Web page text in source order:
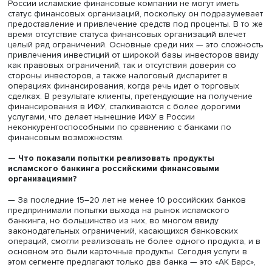
При этом целый ряд банковских операций в
исламских банках происходит без значимых различий:
открытие и ведение счетов (не предполагающих
процентов), расчетные операции, валютообменные
банковские ячейки, агентские услуги.
— Что сегодня мешает финансовым организациям
работать по канонам исламского банкинга на
рынке?
— Нынешняя традиционная финансовая система
финансовых сделок. Поэтому концепцию исламских
финансов, основанную на разделении прибыли и
торговых сделках с реальными активами, довольно
реализовать в полной мере. Так, действующие сегодня
России исламские финансовые компании не могут
статус финансовых организаций, поскольку он
предоставление и привлечение средств под проценты.
время отсутствие статуса финансовых организаций
целый ряд ограничений. Основные среди них — это